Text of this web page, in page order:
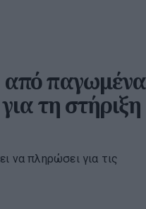
από παγωμένα
τη στήριξη
να πληρώσει για τις